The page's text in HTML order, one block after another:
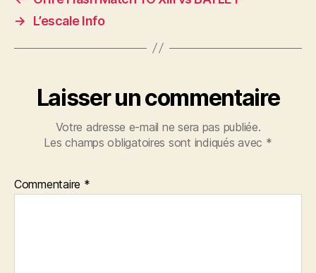
→
L’escale Info
Laisser un commentaire
Votre adresse e-mail ne sera pas publiée.
Les champs obligatoires sont indiqués avec *
Commentaire *